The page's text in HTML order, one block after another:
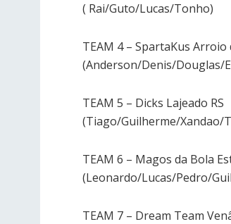
( Rai/Guto/Lucas/Tonho)
TEAM 4 – SpartaKus Arroio
(Anderson/Denis/Douglas/
TEAM 5 – Dicks Lajeado RS
(Tiago/Guilherme/Xandao/
TEAM 6 – Magos da Bola
(Leonardo/Lucas/Pedro/
TEAM 7 – Dream Team